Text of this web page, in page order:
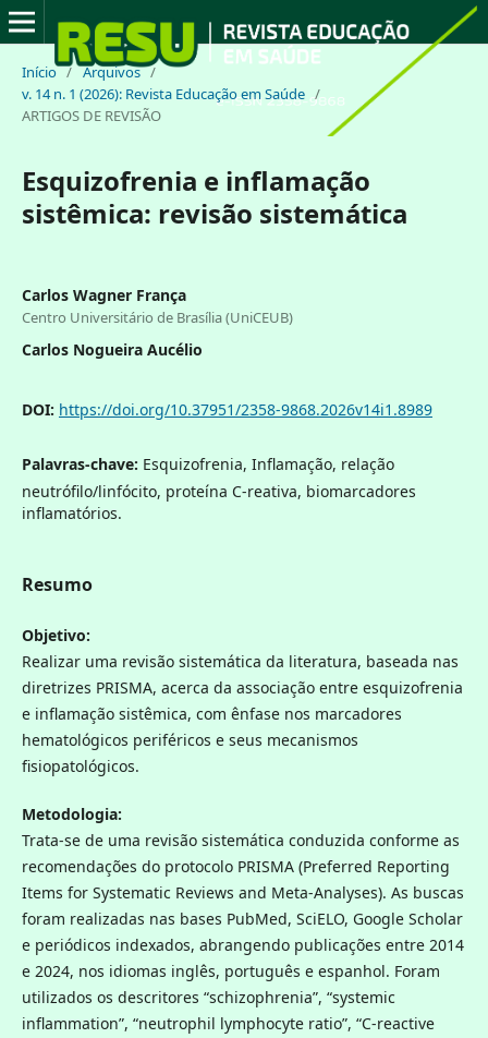
Início / Arquivos /
v. 14 n. 1 (2026): Revista Educação em Saúde /
ARTIGOS DE REVISÃO
Esquizofrenia e inflamação
sistêmica: revisão sistemática
Carlos Wagner França
Centro Universitário de Brasília (UniCEUB)
Carlos Nogueira Aucélio
DOI: https://doi.org/10.37951/2358-9868.2026v14i1.8989
Palavras-chave: Esquizofrenia, Inflamação, relação
neutrófilo/linfócito, proteína C-reativa, biomarcadores
inflamatórios.
Resumo
Objetivo:
Realizar uma revisão sistemática da literatura, baseada nas
diretrizes PRISMA, acerca da associação entre esquizofrenia
e inflamação sistêmica, com ênfase nos marcadores
hematológicos periféricos e seus mecanismos
fisiopatológicos.
Metodologia:
Trata-se de uma revisão sistemática conduzida conforme as
recomendações do protocolo PRISMA (Preferred Reporting
Items for Systematic Reviews and Meta-Analyses). As buscas
foram realizadas nas bases PubMed, SciELO, Google Scholar
e periódicos indexados, abrangendo publicações entre 2014
e 2024, nos idiomas inglês, português e espanhol. Foram
utilizados os descritores “schizophrenia”, “systemic
inflammation”, “neutrophil lymphocyte ratio”, “C-reactive